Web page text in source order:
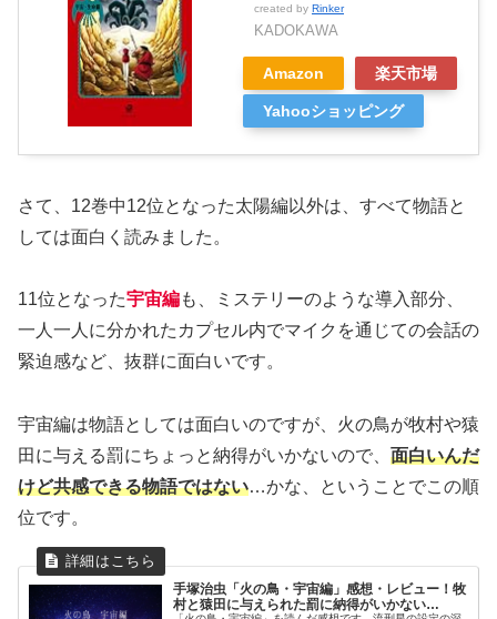
created by Rinker
KADOKAWA
Amazon 楽天市場
Yahooショッピング
さて、12巻中12位となった太陽編以外は、すべて物語と
しては面白く読みました。
11位となった宇宙編も、ミステリーのような導入部分、
一人一人に分かれたカプセル内でマイクを通じての会話の
緊迫感など、抜群に面白いです。
宇宙編は物語としては面白いのですが、火の鳥が牧村や猿
田に与える罰にちょっと納得がいかないので、 面白いんだ
けど共感できる物語ではない…かな、ということでこの順
位です。
手塚治虫「火の鳥・宇宙編」感想・レビュー！牧
村と猿田に与えられた罰に納得がいかない…